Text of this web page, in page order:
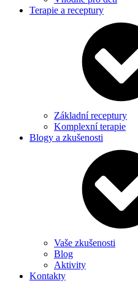
Terapie a receptury
Základní receptury
Komplexní terapie
Blogy a zkušenosti
Vaše zkušenosti
Blog
Aktivity
Kontakty